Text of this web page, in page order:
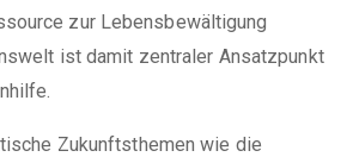
zur Lebensbewältigung
ist damit zentraler Ansatzpunkt
Zukunftsthemen wie die